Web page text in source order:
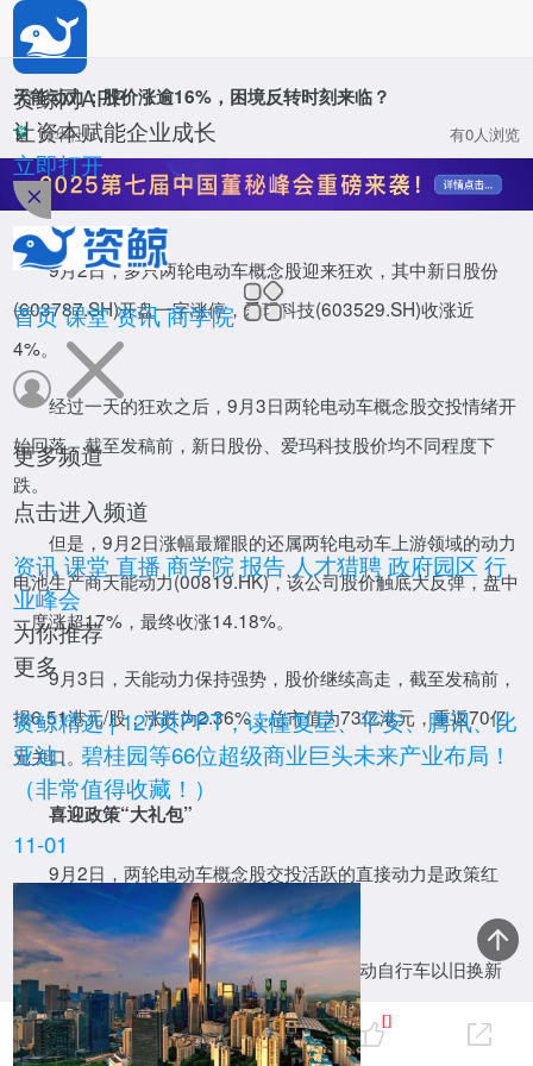
资鲸网APP
让资本赋能企业成长
立即打开
首页课堂资讯商学院
更多频道
点击进入频道
资讯课堂 直播 商学院报告 人才猎聘政府园区 行
业峰会
为你推荐
更多
资鲸精选 | 127页PPT，读懂复星、平安、腾讯、比
亚迪、碧桂园等66位超级商业巨头未来产业布局！
（非常值得收藏！）
11-01
天能动力：股价涨逾16%，困境反转时刻来临？
财华社 有0人浏览
9月2日，多只两轮电动车概念股迎来狂欢，其中新日股份
(603787.SH)开盘一字涨停，爱玛科技(603529.SH)收涨近
4%。
经过一天的狂欢之后，9月3日两轮电动车概念股交投情绪开
始回落，截至发稿前，新日股份、爱玛科技股价均不同程度下
跌。
但是，9月2日涨幅最耀眼的还属两轮电动车上游领域的动力
电池生产商天能动力(00819.HK)，该公司股价触底大反弹，盘中
一度涨超17%，最终收涨14.18%。
9月3日，天能动力保持强势，股价继续高走，截至发稿前，
报6.51港元/股，涨跌为2.36%，总市值为73亿港元，重返70亿
元关口。
喜迎政策“大礼包”
9月2日，两轮电动车概念股交投活跃的直接动力是政策红
利。
8月30日，商务部等5部门发布《推动电动自行车以旧换新
实施方案》，组织合规电动自行车生产企业的合格产品参加消费
品以旧换新活动。
0
资鲸网
活动
报告
直播
公司名称
姓名
*职位
手机号码
验证码
确定
投资分析师
致力于培养并认证新时期股权投资菁英人才
立即报名